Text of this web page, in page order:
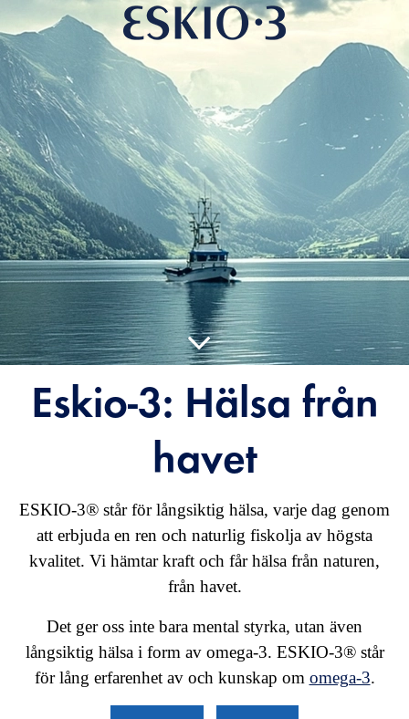
Eskio-3: Hälsa från
havet
ESKIO-3® står för långsiktig hälsa, varje dag genom
att erbjuda en ren och naturlig fiskolja av högsta
kvalitet. Vi hämtar kraft och får hälsa från naturen,
från havet.
Det ger oss inte bara mental styrka, utan även
långsiktig hälsa i form av omega-3. ESKIO-3® står
för lång erfarenhet av och kunskap om omega-3.